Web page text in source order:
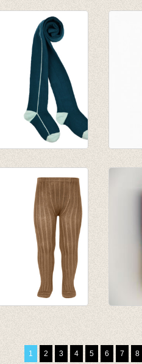
fijne rib Cobalto
van € 11,50
tot € 16,50
van € 12,50
tot € 16,50
€
1 2 3 4 5 6 7 8